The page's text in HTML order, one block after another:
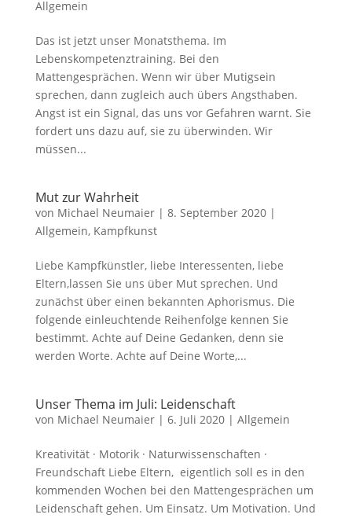
Allgemein
Das ist jetzt unser Monatsthema. Im
Lebenskompetenztraining. Bei den
Mattengesprächen. Wenn wir über Mutigsein
sprechen, dann zugleich auch übers Angsthaben.
Angst ist ein Signal, das uns vor Gefahren warnt. Sie
fordert uns dazu auf, sie zu überwinden. Wir
müssen...
Mut zur Wahrheit
von Michael Neumaier| 8. September 2020|
Allgemein, Kampfkunst
Liebe Kampfkünstler, liebe Interessenten, liebe
Eltern,lassen Sie uns über Mut sprechen. Und
zunächst über einen bekannten Aphorismus. Die
folgende einleuchtende Reihenfolge kennen Sie
bestimmt. Achte auf Deine Gedanken, denn sie
werden Worte. Achte auf Deine Worte,...
Unser Thema im Juli: Leidenschaft
von Michael Neumaier| 6. Juli 2020| Allgemein
Kreativität · Motorik · Naturwissenschaften ·
Freundschaft Liebe Eltern, eigentlich soll es in den
kommenden Wochen bei den Mattengesprächen um
Leidenschaft gehen. Um Einsatz. Um Moti­vation. Und